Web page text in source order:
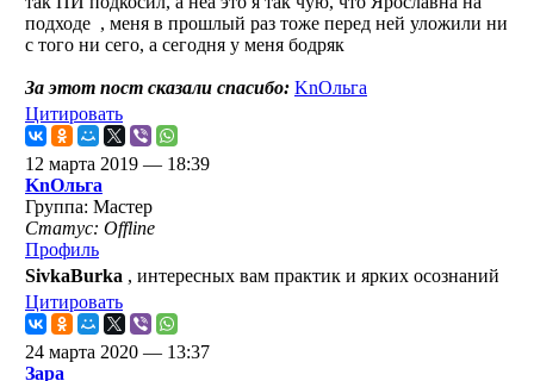
подходе , меня в прошлый раз тоже перед ней уложили ни
с того ни сего, а сегодня у меня бодряк
За этот пост сказали спасибо: KnОльга
Цитировать
12 марта 2019 — 18:39
KnОльга
Группа: Мастер
Статус: Offline
Профиль
SivkaBurka , интересных вам практик и ярких осознаний
Цитировать
24 марта 2020 — 13:37
Зара